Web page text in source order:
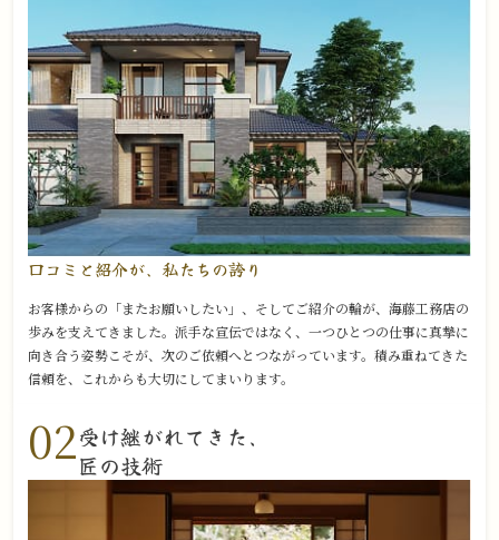
口コミと紹介が、 私たちの誇り
お客様からの「またお願いしたい」、そしてご紹介の輪が、海藤工務店の
歩みを支えてきました。派手な宣伝ではなく、一つひとつの仕事に真摯に
向き合う姿勢こそが、次のご依頼へとつながっています。積み重ねてきた
信頼を、これからも大切にしてまいります。
02受け継がれてきた、
匠の技術